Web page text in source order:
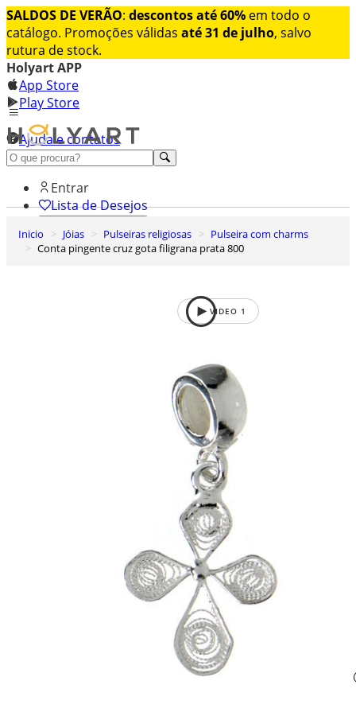
SALDOS DE VERÃO: descontos até 60% em todo o
catálogo. Promoções válidas até 31 de julho, salvo
rutura de stock.
Holyart APP
App Store
Play Store
Ajuda e contatos
Conheça premium
Entrar
Lista de Desejos
0
Carrinho de Compras
Inicio Jóias Pulseiras religiosas
Pulseira com charms
Conta pingente cruz gota filigrana prata 800
VIDEO 1